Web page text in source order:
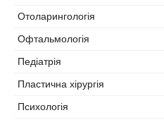
Отоларингологія
Офтальмологія
Педіатрія
Пластична хірургія
Психологія